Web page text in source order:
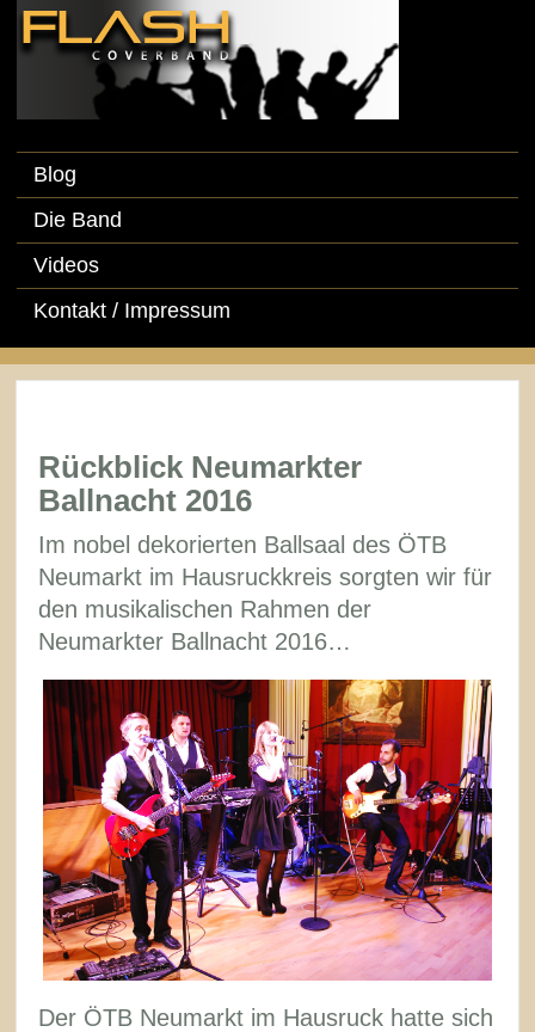
Blog
Die Band
Videos
Kontakt / Impressum
Rückblick Neumarkter
Ballnacht 2016
Im nobel dekorierten Ballsaal des ÖTB
Neumarkt im Hausruckkreis sorgten wir für
den musikalischen Rahmen der
Neumarkter Ballnacht 2016…
Der ÖTB Neumarkt im Hausruck hatte sich